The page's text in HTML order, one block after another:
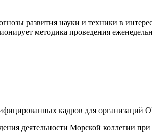
развития науки и техники в
методика проведения
кадров для организаций
деятельности Морской коллегии